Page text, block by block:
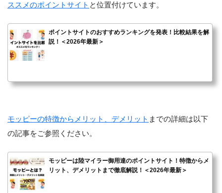
ススメのポイントサイト と位置付けています。
ポイントサイトのおすすめランキングを発表！比較結果を解
説！＜2026年最新＞
モッピーの特徴からメリット、デメリット までの詳細は以下
の記事をご参照ください。
モッピーは陸マイラー御用達のポイントサイト！特徴からメ
リット、デメリットまで徹底解説！＜2026年最新＞